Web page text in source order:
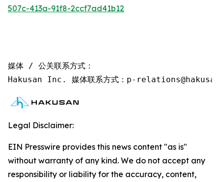
507c-413a-91f8-2ccf7ad41b12
媒体 / 公关联系方式：
Hakusan Inc. 媒体联系方式：p-
Legal Disclaimer:
EIN Presswire provides this news content "as is"
without warranty of any kind. We do not accept any
responsibility or liability for the accuracy, content,